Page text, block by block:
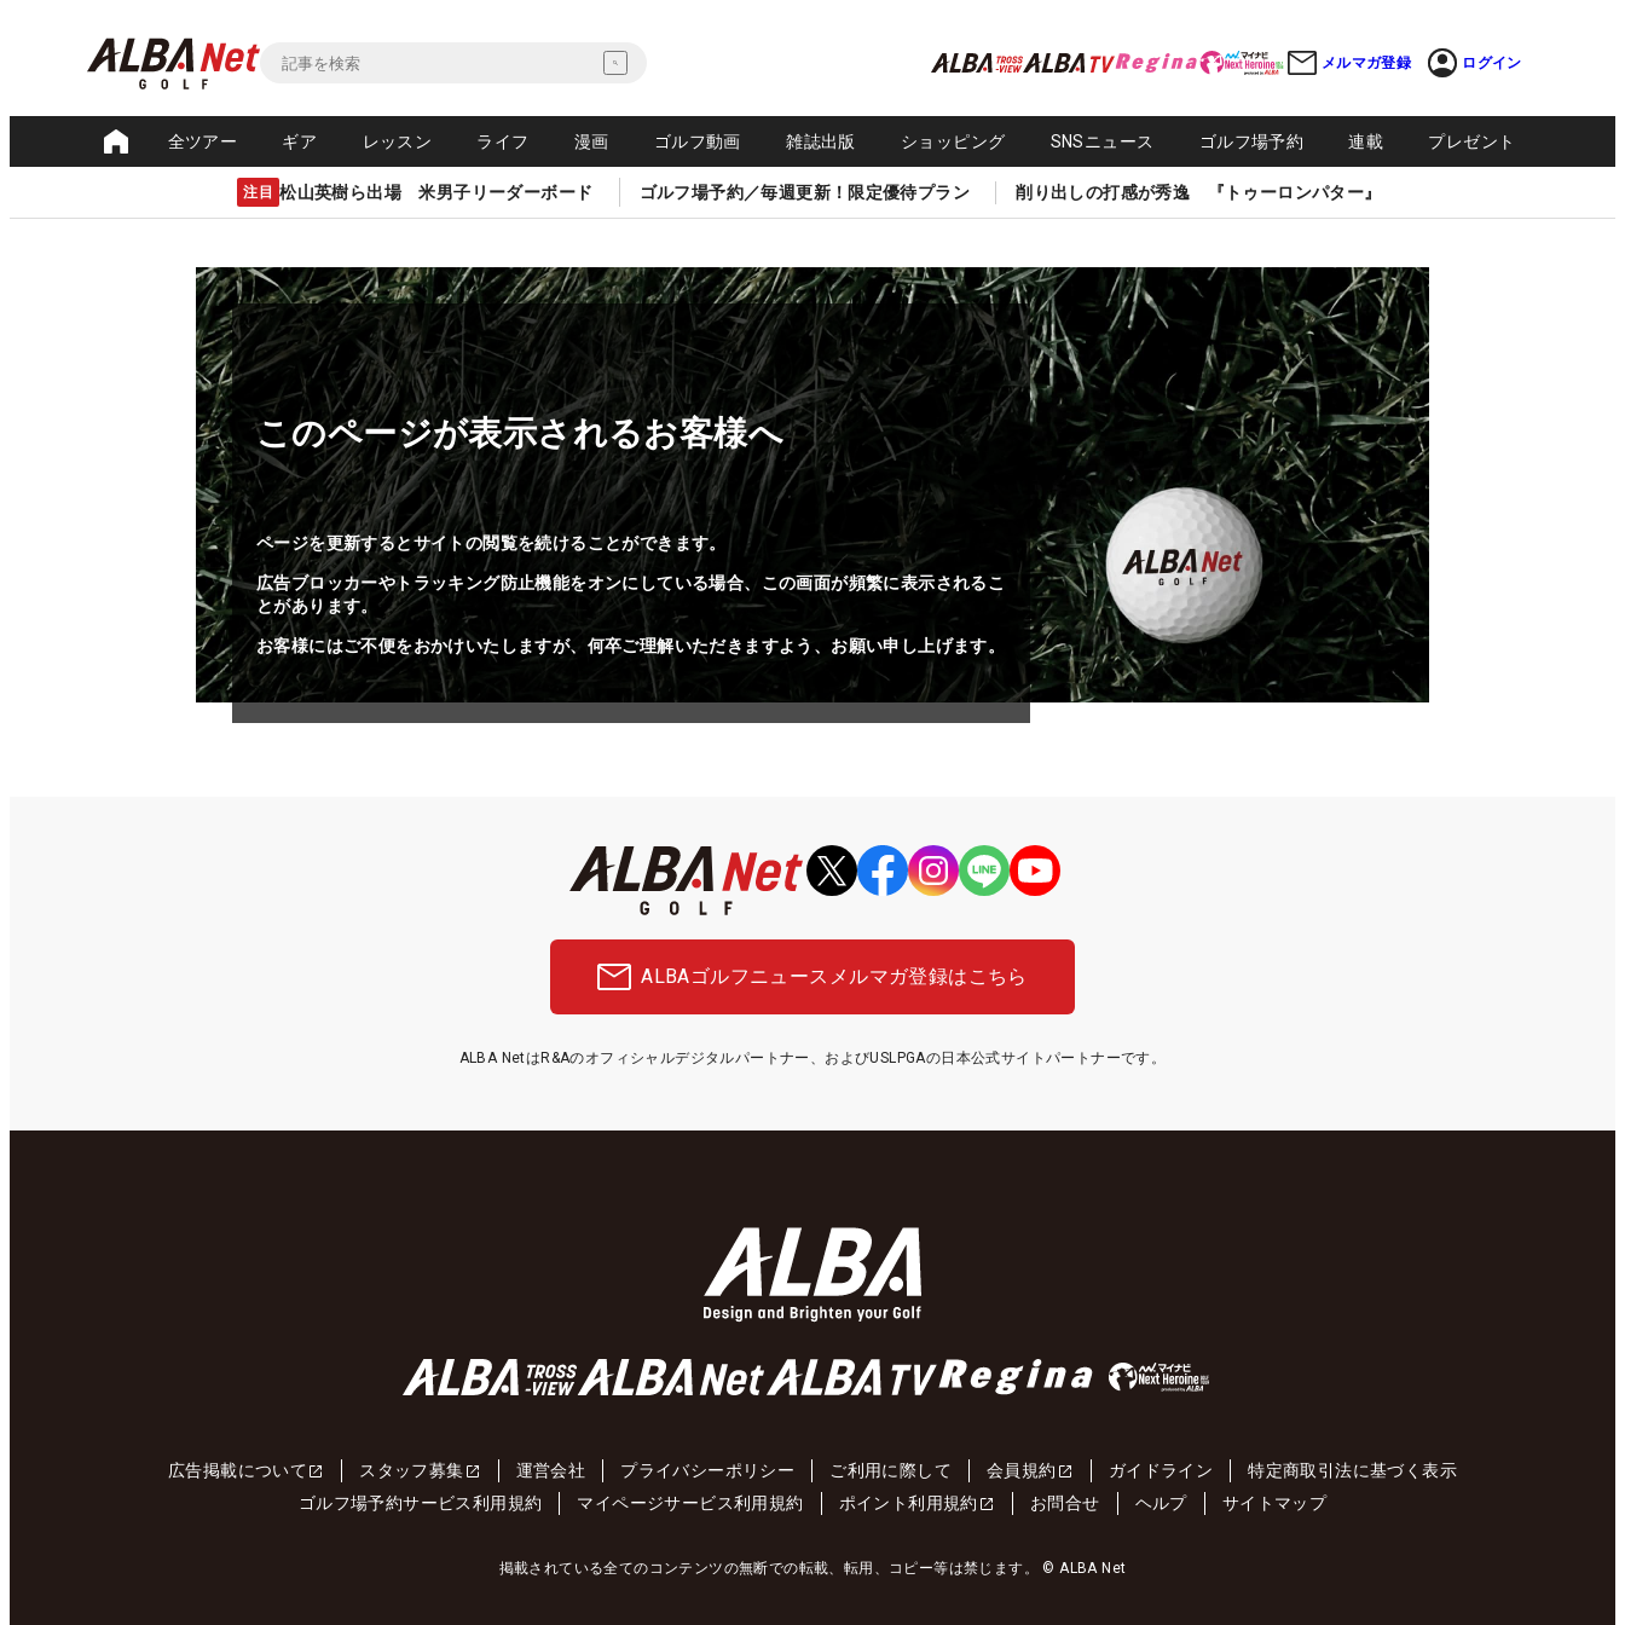
メルマガ登録 ログイン
全ツアー ギア レッスン ライフ 漫画 ゴルフ動画 雑誌出版 ショッピング SNSニュース ゴルフ場予約 連載 プレゼント
注目 松山英樹ら出場 米男子リーダーボード ゴルフ場予約／毎週更新！限定優待プラン 削り出しの打感が秀逸 『トゥーロンパター』
このページが表示されるお客様へ
ページを更新するとサイトの閲覧を続けることができます。
広告ブロッカーやトラッキング防止機能をオンにしている場合、この画面が頻繁に表示されるこ
とがあります。
お客様にはご不便をおかけいたしますが、何卒ご理解いただきますよう、お願い申し上げます。
ALBAゴルフニュース メルマガ登録はこちら
ALBA NetはR&Aのオフィシャルデジタルパートナー、およびUSLPGAの日本公式サイトパートナーです。
広告掲載について スタッフ募集 運営会社 プライバシーポリシー ご利用に際して 会員規約 ガイドライン
特定商取引法に基づく表示
ゴルフ場予約サービス利用規約
マイページサービス利用規約 ポイント利用規約 お問合せ ヘルプ サイトマップ
掲載されている全てのコンテンツの無断での転載、転用、コピー等は禁じます。 © ALBA Net